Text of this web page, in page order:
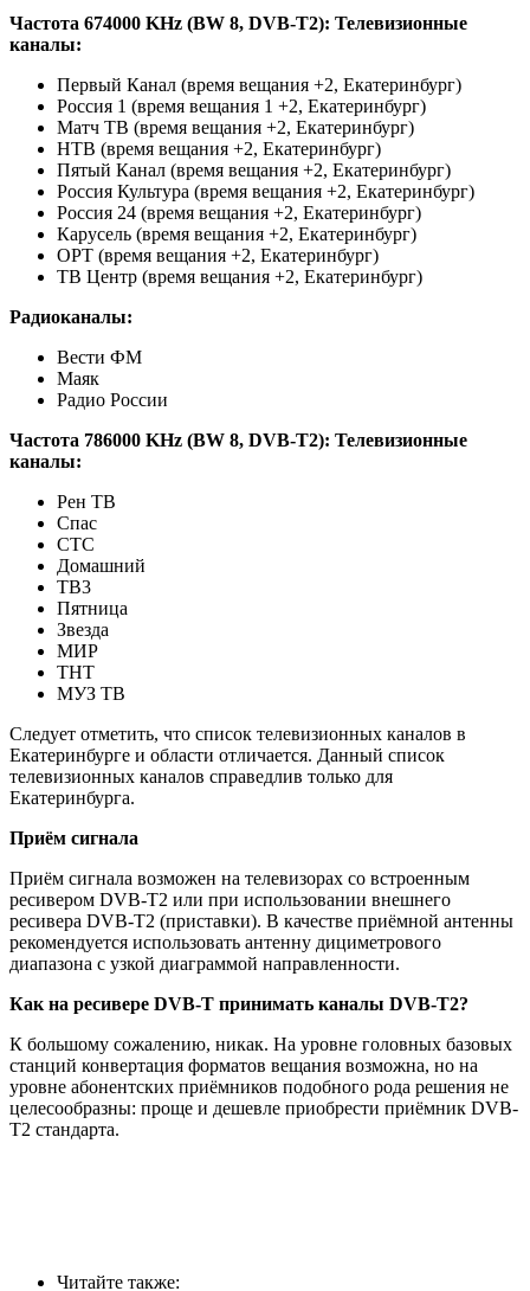
Частота 674000 KHz (BW 8, DVB-T2): Телевизионные
каналы:
Первый Канал (время вещания +2, Екатеринбург)
Россия 1 (время вещания 1 +2, Екатеринбург)
Матч ТВ (время вещания +2, Екатеринбург)
НТВ (время вещания +2, Екатеринбург)
Пятый Канал (время вещания +2, Екатеринбург)
Россия Культура (время вещания +2, Екатеринбург)
Россия 24 (время вещания +2, Екатеринбург)
Карусель (время вещания +2, Екатеринбург)
ОРТ (время вещания +2, Екатеринбург)
ТВ Центр (время вещания +2, Екатеринбург)
Радиоканалы:
Вести ФМ
Маяк
Радио России
Частота 786000 KHz (BW 8, DVB-T2): Телевизионные
каналы:
Рен ТВ
Спас
СТС
Домашний
ТВ3
Пятница
Звезда
МИР
ТНТ
МУЗ ТВ
Следует отметить, что список телевизионных каналов в
Екатеринбурге и области отличается. Данный список
телевизионных каналов справедлив только для
Екатеринбурга.
Приём сигнала
Приём сигнала возможен на телевизорах со встроенным
ресивером DVB-T2 или при использовании внешнего
ресивера DVB-T2 (приставки). В качестве приёмной антенны
рекомендуется использовать антенну дициметрового
диапазона с узкой диаграммой направленности.
Как на ресивере DVB-T принимать каналы DVB-T2?
К большому сожалению, никак. На уровне головных базовых
станций конвертация форматов вещания возможна, но на
уровне абонентских приёмников подобного рода решения не
целесообразны: проще и дешевле приобрести приёмник DVB-
T2 стандарта.
Читайте также: